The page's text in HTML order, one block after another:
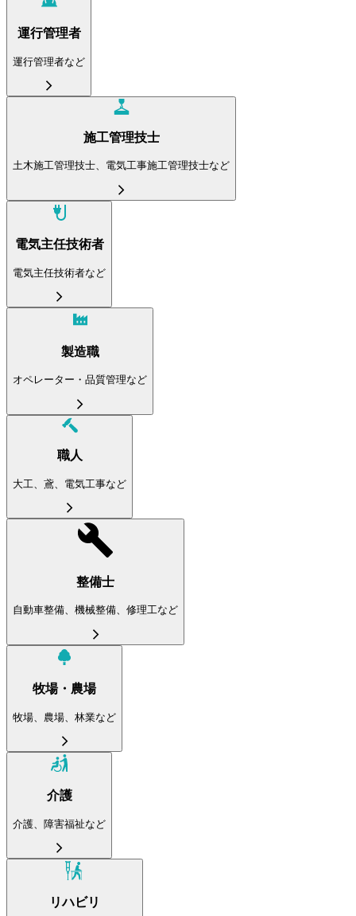
運行管理者
運行管理者など
施工管理技士
土木施工管理技士、電気工事施工管理技士など
電気主任技術者
電気主任技術者など
製造職
オペレーター・品質管理など
職人
大工、鳶、電気工事など
整備士
自動車整備、機械整備、修理工など
牧場・農場
牧場、農場、林業など
介護
介護、障害福祉など
リハビリ